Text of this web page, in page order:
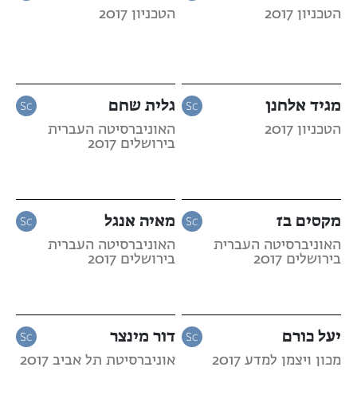
הטכניון 2017 הטכניון 2017
מגיד אלחנן
הטכניון 2017
גלית שחם
האוניברסיטה העברית
בירושלים 2017
מקסים בז
האוניברסיטה העברית
בירושלים 2017
מאיה אנגל
האוניברסיטה העברית
בירושלים 2017
יעל כורם
מכון ויצמן למדע 2017
דור מינצר
אוניברסיטת תל אביב 2017